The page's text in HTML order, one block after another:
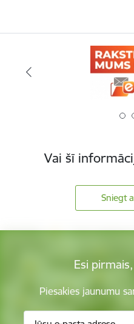
Vai šī
Sniegt
Esi
Piesakies jaunumu